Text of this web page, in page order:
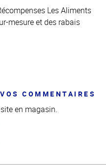
Les Aliments
mesure et des rabais
COMMENTAIRES
en magasin.